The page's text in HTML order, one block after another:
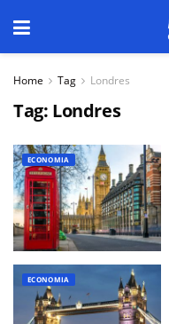
Home Tag Londres
Tag: Londres
ECONOMIA
ECONOMIA